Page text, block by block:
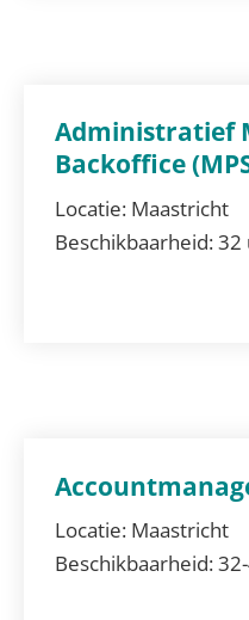
Administratief
Backoffice
Locatie:Maastricht
Beschikbaarheid:32
Locatie:Maastricht
Beschikbaarheid: